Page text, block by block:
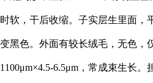
时软，干后收缩。子实层生里面，
变黑色。外面有较长绒毛，无色，
1100μm×4.5-6.5μm，常成束生长。